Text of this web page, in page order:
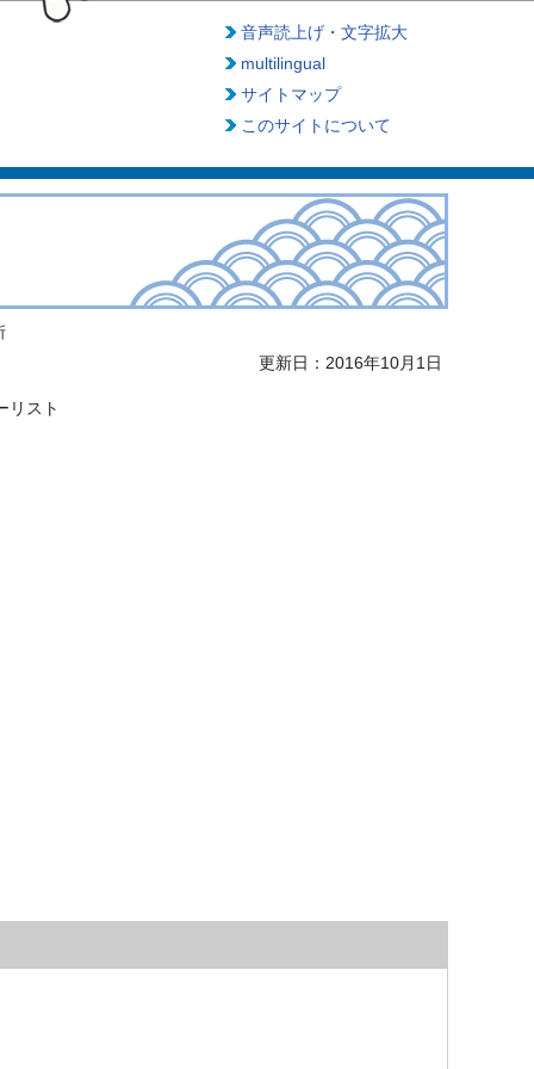
音声読上げ・文字拡大
multilingual
サイトマップ
このサイトについて
更新日：2016年10月1日
リスト